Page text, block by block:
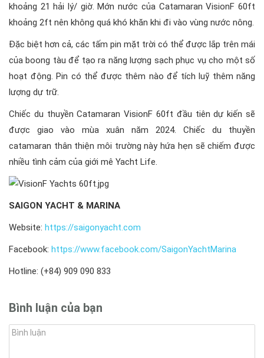
khoảng 21 hải lý/ giờ. Mớn nước của Catamaran VisionF 60ft
khoảng 2ft nên không quá khó khăn khi đi vào vùng nước nông.
Đặc biệt hơn cả, các tấm pin mặt trời có thể được lắp trên mái
của boong tàu để tạo ra năng lượng sạch phục vụ cho một số
hoạt động. Pin có thể được thêm nào để tích luỹ thêm năng
lượng dự trữ.
Chiếc du thuyền Catamaran VisionF 60ft đầu tiên dự kiến sẽ
được giao vào mùa xuân năm 2024. Chiếc du thuyền
catamaran thân thiện môi trường này hứa hẹn sẽ chiếm được
nhiều tình cảm của giới mê Yacht Life.
SAIGON YACHT & MARINA
Website: https://saigonyacht.com
Facebook: https://www.facebook.com/SaigonYachtMarina
Hotline: (+84) 909 090 833
Bình luận của bạn